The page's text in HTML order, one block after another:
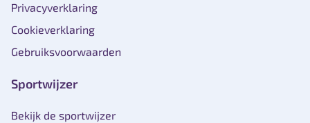
Privacyverklaring
Cookieverklaring
Gebruiksvoorwaarden
Sportwijzer
Bekijk de sportwijzer